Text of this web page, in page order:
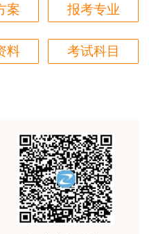
的多非常好
准备充分也非常有耐
案 报考专业
料 考试科目